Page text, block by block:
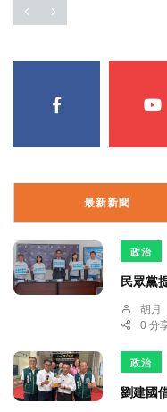
最新新聞
政治
民眾黨
胡月
0 分
政治
劉建國